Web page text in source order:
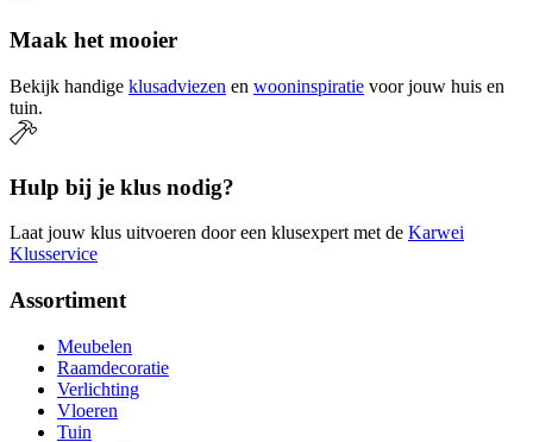
Maak het mooier
Bekijk handige klusadviezen en wooninspiratie voor jouw huis en
tuin.
Hulp bij je klus nodig?
Laat jouw klus uitvoeren door een klusexpert met de Karwei
Klusservice
Assortiment
Meubelen
Raamdecoratie
Verlichting
Vloeren
Tuin